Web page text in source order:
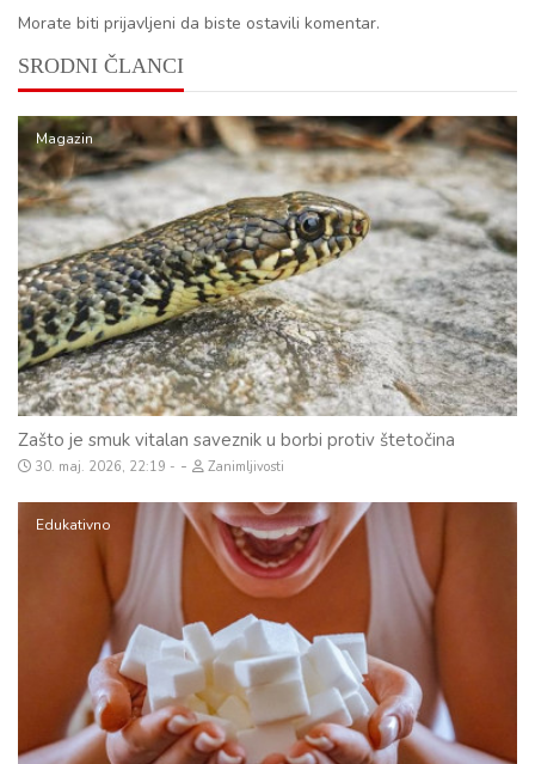
Morate biti prijavljeni da biste ostavili komentar.
SRODNI ČLANCI
Magazin
Zašto je smuk vitalan saveznik u borbi protiv štetočina
30. maj. 2026, 22:19 - Zanimljivosti
Edukativno